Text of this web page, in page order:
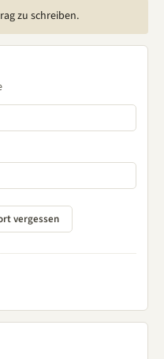
zu schreiben.